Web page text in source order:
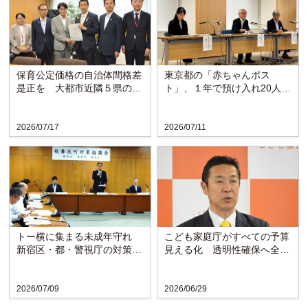
2026/07/17
保育公定価格の自治体間格差
是正を 大都市近隣５県の知
2026/07/11
東京都の「赤ちゃんポス
ト」、１年で預け入れ20人
2026/07/09
トー横に集まる未成年守れ
新宿区・都・警視庁の対策協
2026/06/29
こども家庭庁がすべての予算
見える化 透明性確保へ全省